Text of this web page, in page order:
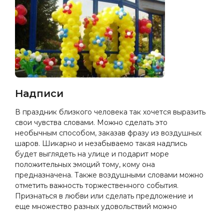
Надписи
В праздник близкого человека так хочется выразить
свои чувства словами. Можно сделать это
необычным способом, заказав фразу из воздушных
шаров. Шикарно и незабываемо такая надпись
будет выглядеть на улице и подарит море
положительных эмоций тому, кому она
предназначена. Также воздушными словами можно
отметить важность торжественного события.
Признаться в любви или сделать предложение и
еще множество разных удовольствий можно